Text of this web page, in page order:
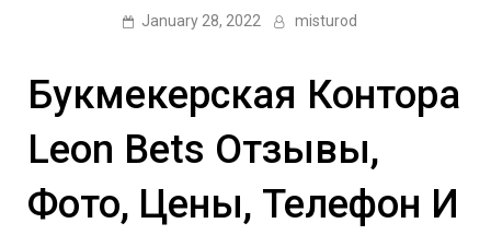
January 28, 2022 misturod
Букмекерская Контора
Leon Bets Отзывы,
Фото, Цены, Телефон И